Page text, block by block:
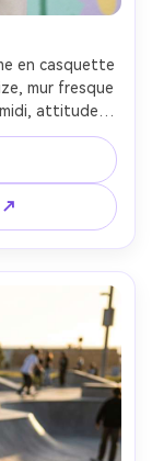
en casquette
mur fresque
attitude
corps, mise au
texture de
--ar 4:5
↗